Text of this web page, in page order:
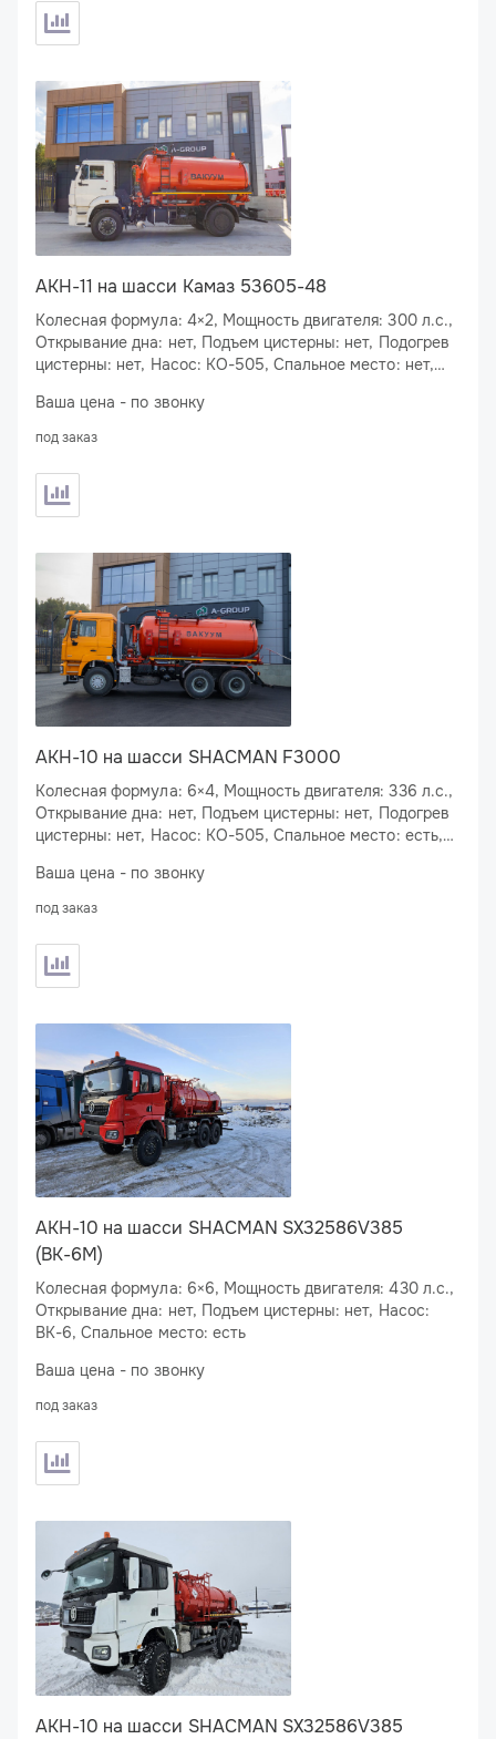
АКН-11 на шасси Камаз 53605-48
Колесная формула: 4×2, Мощность двигателя: 300 л.с.,
Открывание дна: нет, Подъем цистерны: нет, Подогрев
цистерны: нет, Насос: КО-505, Спальное место: нет,
Ваша цена - по звонку
под заказ
АКН-10 на шасси SHACMAN F3000
Колесная формула: 6×4, Мощность двигателя: 336 л.с.,
Открывание дна: нет, Подъем цистерны: нет, Подогрев
цистерны: нет, Насос: КО-505, Спальное место: есть,
Ваша цена - по звонку
под заказ
АКН-10 на шасси SHACMAN SX32586V385
(ВК-6М)
Колесная формула: 6×6, Мощность двигателя: 430 л.с.,
Открывание дна: нет, Подъем цистерны: нет, Насос:
ВК-6, Спальное место: есть
Ваша цена - по звонку
под заказ
АКН-10 на шасси SHACMAN SX32586V385